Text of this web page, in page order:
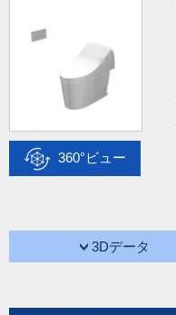
360°ビュー
3Dデータ